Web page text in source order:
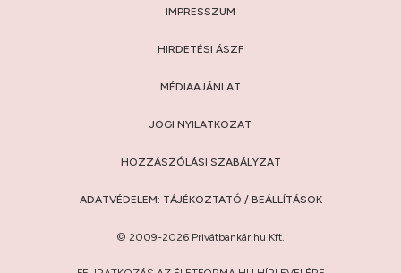
IMPRESSZUM
HIRDETÉSI ÁSZF
MÉDIAAJÁNLAT
JOGI NYILATKOZAT
HOZZÁSZÓLÁSI SZABÁLYZAT
ADATVÉDELEM: TÁJÉKOZTATÓ / BEÁLLÍTÁSOK
© 2009-2026 Privátbankár.hu Kft.